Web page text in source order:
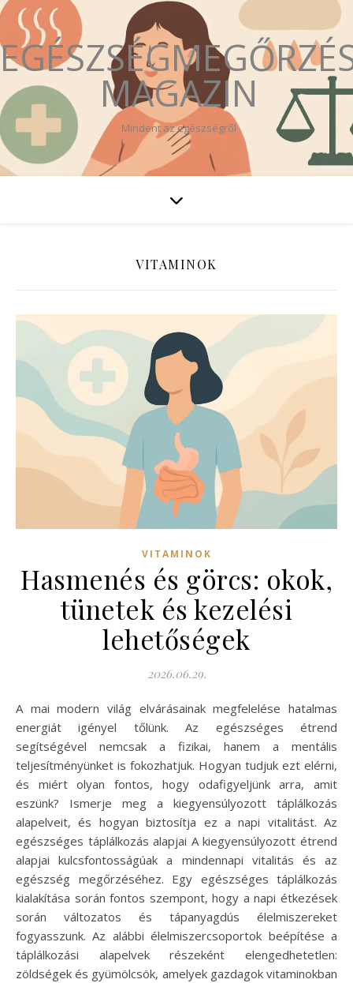
MAGAZIN
Mindent az egészségről
VITAMINOK
VITAMINOK
Hasmenés és görcs: okok,
tünetek és kezelési
lehetőségek
2026.06.29.
A mai modern világ elvárásainak megfelelése hatalmas
energiát igényel tőlünk. Az egészséges étrend
segítségével nemcsak a fizikai, hanem a mentális
teljesítményünket is fokozhatjuk. Hogyan tudjuk ezt elérni,
és miért olyan fontos, hogy odafigyeljünk arra, amit
eszünk? Ismerje meg a kiegyensúlyozott táplálkozás
alapelveit, és hogyan biztosítja ez a napi vitalitást. Az
egészséges táplálkozás alapjai A kiegyensúlyozott étrend
alapjai kulcsfontosságúak a mindennapi vitalitás és az
egészség megőrzéséhez. Egy egészséges táplálkozás
kialakítása során fontos szempont, hogy a napi étkezések
során változatos és tápanyagdús élelmiszereket
fogyasszunk. Az alábbi élelmiszercsoportok beépítése a
táplálkozási alapelvek részeként elengedhetetlen:
zöldségek és gyümölcsök, amelyek gazdagok vitaminokban